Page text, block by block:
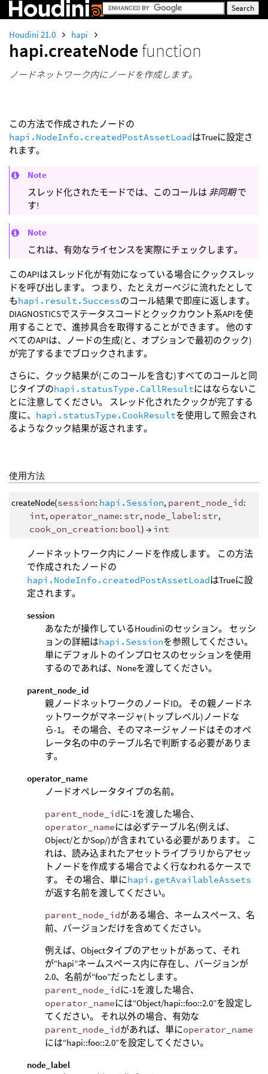
Houdini 21.0 hapi
hapi.createNode function
ノードネットワーク内にノードを作成します。
この方法で作成されたノードの
hapi.NodeInfo.createdPostAssetLoadはTrueに設定さ
れます。
Note
スレッド化されたモードでは、このコールは 非同期で
す!
Note
これは、有効なライセンスを実際にチェックします。
このAPIはスレッド化が有効になっている場合にクックスレッ
ドを呼び出します。 つまり、たとえガーベジに流れたとして
もhapi.result.Successのコール結果で即座に返します。
DIAGNOSTICSでステータスコードとクックカウント系APIを使
用することで、進捗具合を取得することができます。 他のす
べてのAPIは、ノードの生成(と、オプションで最初のクック)
が完了するまでブロックされます。
さらに、クック結果が(このコールを含む)すべてのコールと同
じタイプのhapi.statusType.CallResultにはならないこ
とに注意してください。 スレッド化されたクックが完了する
度に、 hapi.statusType.CookResultを使用して照会され
るようなクック結果が返されます。
使用方法
createNode(session: hapi.Session, parent_node_id:
int, operator_name: str, node_label: str,
cook_on_creation: bool) → int
ノードネットワーク内にノードを作成します。 この方法
で作成されたノードの
hapi.NodeInfo.createdPostAssetLoadはTrueに設
定されます。
session
あなたが操作しているHoudiniのセッション。 セッシ
ョンの詳細はhapi.Sessionを参照してください。
単にデフォルトのインプロセスのセッションを使用
するのであれば、Noneを渡してください。
parent_node_id
親ノードネットワークのノードID。 その親ノードネ
ットワークがマネージャ(トップレベル)ノードな
ら-1。 その場合、そのマネージャノードはそのオペ
レータ名の中のテーブル名で判断する必要がありま
す。
operator_name
ノードオペレータタイプの名前。
parent_node_idに-1を渡した場合、
operator_nameには必ずテーブル名(例えば、
Object/とかSop/)が含まれている必要があります。 こ
れは、読み込まれたアセットライブラリからアセッ
トノードを作成する場合でよく行なわれるケースで
す。 その場合、単にhapi.getAvailableAssets
が返す名前を渡してください。
parent_node_idがある場合、ネームスペース、名
前、バージョンだけを含めてください。
例えば、Objectタイプのアセットがあって、それ
が“hapi”ネームスペース内に存在し、バージョンが
2.0、名前が“foo”だったとします。
parent_node_idに-1を渡した場合、
operator_nameには“Object/hapi::foo::2.0”を設定し
てください。 それ以外の場合、有効な
parent_node_idがあれば、単にoperator_name
には“hapi::foo::2.0”を設定してください。
node_label